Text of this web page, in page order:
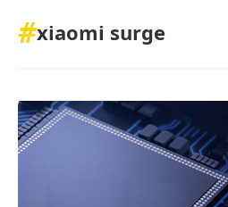
#xiaomi surge